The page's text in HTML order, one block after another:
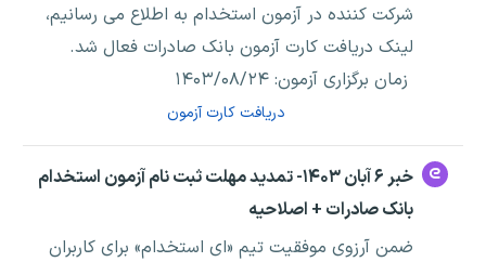
شرکت کننده در آزمون استخدام به اطلاع می رسانیم،
لینک دریافت کارت آزمون بانک صادرات فعال شد.
زمان برگزاری آزمون: ۱۴۰۳/۰۸/۲۴
دریافت کارت آزمون
خبر ۶ آبان ۱۴۰۳- تمدید مهلت ثبت نام آزمون استخدام
بانک صادرات + اصلاحیه
ضمن آرزوی موفقیت تیم «ای استخدام» برای کاربران